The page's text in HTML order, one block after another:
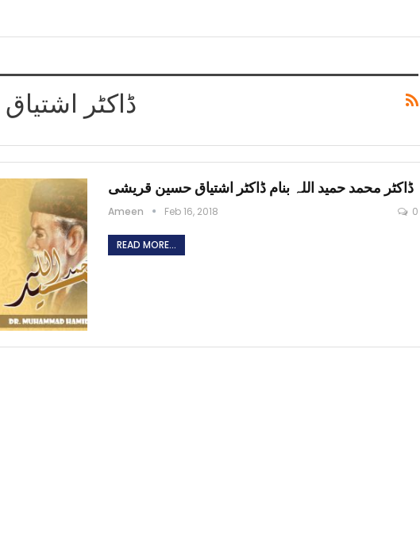
ڈاکٹر
ڈاکٹر محمد حمید اللہ بنام ڈاکٹر اشتیاق حسین قریشی
Ameen Feb 16, 2018 0
READ MORE...